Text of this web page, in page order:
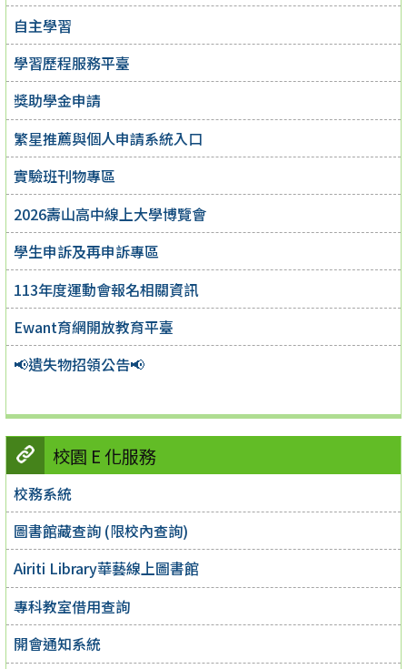
自主學習
學習歷程服務平臺
獎助學金申請
繁星推薦與個人申請系統入口
實驗班刊物專區
2026壽山高中線上大學博覽會
學生申訴及再申訴專區
113年度運動會報名相關資訊
Ewant育網開放教育平臺
📢遺失物招領公告📢
校園 E 化服務
校務系統
圖書館藏查詢 (限校內查詢)
Airiti Library華藝線上圖書館
專科教室借用查詢
開會通知系統